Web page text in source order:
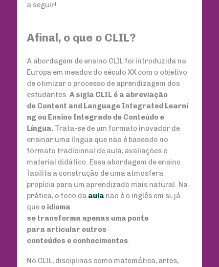
a seguir!
Afinal, o que o CLIL?
A abordagem de ensino CLIL foi introduzida na
Europa em meados do século XX com o objetivo
de otimizar o processo de aprendizagem dos
estudantes. A sigla CLIL é a abreviação
de Content and Language Integrated Learni
ng ou Ensino Integrado de Conteúdo e
Língua. Trata-se de um formato inovador de
ensinar uma língua que não é baseado no
formato tradicional de aula, avaliações e
material didático. Essa abordagem de ensino
facilita a construção de uma atmosfera
propícia para um aprendizado mais natural. Na
prática, o foco da aula não é o inglês em si, já
que o idioma
se transforma apenas uma ponte
para articular outros
conteúdos e conhecimentos.
No CLIL, disciplinas como matemática, artes,